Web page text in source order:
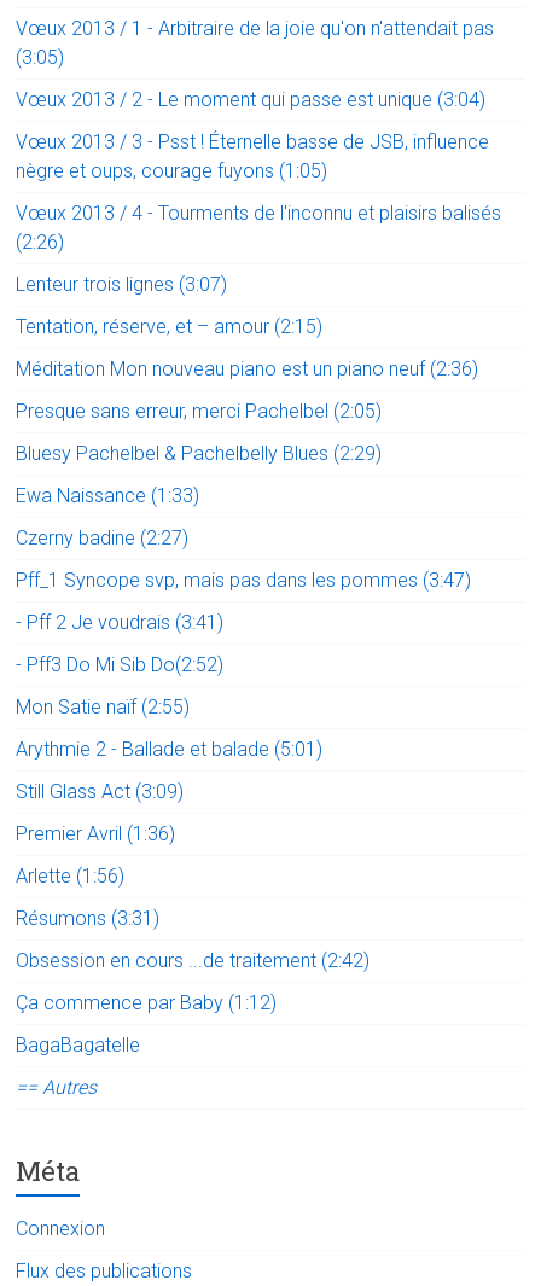
Vœux 2013 / 1 - Arbitraire de la joie qu'on n'attendait pas
(3:05)
Vœux 2013 / 2 - Le moment qui passe est unique (3:04)
Vœux 2013 / 3 - Psst ! Éternelle basse de JSB, influence
nègre et oups, courage fuyons (1:05)
Vœux 2013 / 4 - Tourments de l'inconnu et plaisirs balisés
(2:26)
Lenteur trois lignes (3:07)
Tentation, réserve, et – amour (2:15)
Méditation Mon nouveau piano est un piano neuf (2:36)
Presque sans erreur, merci Pachelbel (2:05)
Bluesy Pachelbel & Pachelbelly Blues (2:29)
Ewa Naissance (1:33)
Czerny badine (2:27)
Pff_1 Syncope svp, mais pas dans les pommes (3:47)
- Pff 2 Je voudrais (3:41)
- Pff3 Do Mi Sib Do(2:52)
Mon Satie naïf (2:55)
Arythmie 2 - Ballade et balade (5:01)
Still Glass Act (3:09)
Premier Avril (1:36)
Arlette (1:56)
Résumons (3:31)
Obsession en cours ...de traitement (2:42)
Ça commence par Baby (1:12)
BagaBagatelle
== Autres
Méta
Connexion
Flux des publications